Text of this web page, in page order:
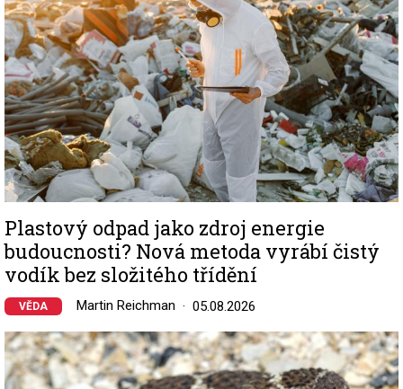
Plastový odpad jako zdroj energie
budoucnosti? Nová metoda vyrábí čistý
vodík bez složitého třídění
VĚDA Martin Reichman 05.08.2026
Image